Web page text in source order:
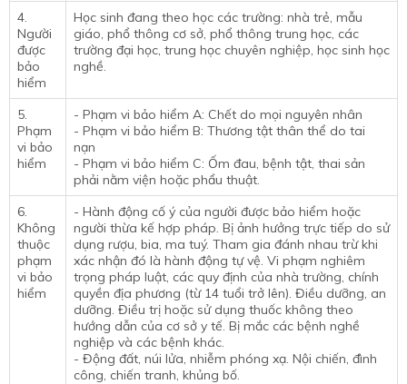
4.
Người
được
bảo
hiểm
Học sinh đang theo học các trường: nhà trẻ, mẫu
giáo, phổ thông cơ sở, phổ thông trung học, các
trường đại học, trung học chuyên nghiệp, học sinh học
nghề.
5.
Phạm
vi bảo
hiểm
- Phạm vi bảo hiểm A: Chết do mọi nguyên nhân
- Phạm vi bảo hiểm B: Thương tật thân thể do tai
nạn
- Phạm vi bảo hiểm C: Ốm đau, bệnh tật, thai sản
phải nằm viện hoặc phẩu thuật.
6.
Không
thuộc
phạm
vi bảo
hiểm
- Hành động cố ý của người được bảo hiểm hoặc
người thừa kế hợp pháp. Bị ảnh hưởng trực tiếp do sử
dụng rượu, bia, ma tuý. Tham gia đánh nhau trừ khi
xác nhận đó là hành động tự vệ. Vi phạm nghiêm
trọng pháp luật, các quy định của nhà trường, chính
quyền địa phương (từ 14 tuổi trở lên). Điều dưỡng, an
dưỡng. Điều trị hoặc sử dụng thuốc không theo
hướng dẫn của cơ sở y tế. Bị mắc các bệnh nghề
nghiệp và các bệnh khác.
- Động đất, núi lửa, nhiễm phóng xạ. Nội chiến, đình
công, chiến tranh, khủng bố.